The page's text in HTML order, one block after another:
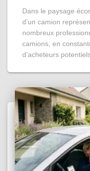
Dans le paysage
d’un camion
nombreux
camions, en
d’acheteurs